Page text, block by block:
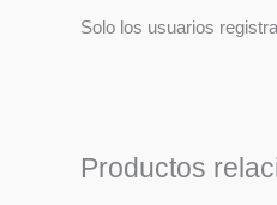
Solo los usuarios
Productos